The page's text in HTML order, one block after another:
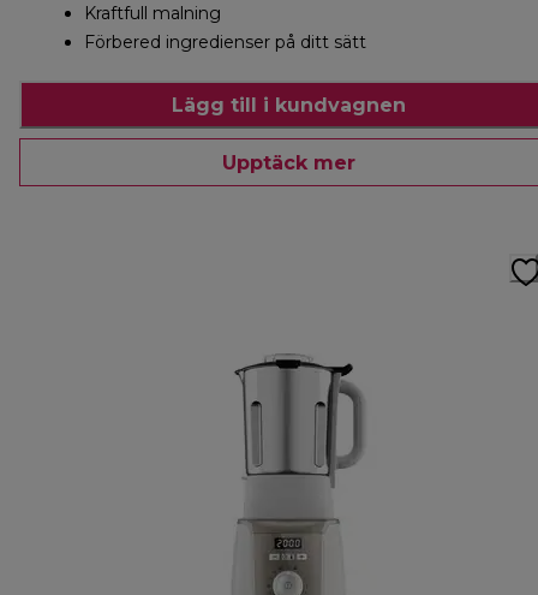
Kraftfull malning
Förbered ingredienser på ditt sätt
Lägg till i kundvagnen
Upptäck mer